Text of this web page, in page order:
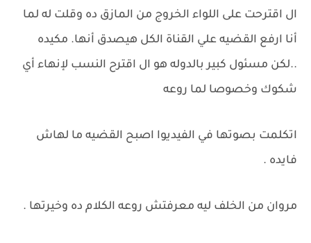
ال اقترحت على اللواء الخروج من المازق ده وقلت له لما
أنا ارفع القضيه علي القناة الكل هيصدق أنها. مكيده
..لكن مسئول كبير بالدوله هو ال اقترح النسب لإنهاء أي
شكوك وخصوصا لما روعه
اتكلمت بصوتها في الفيديوا اصبح القضيه ما لهاش
فايده .
مروان من الخلف ليه معرفتش روعه الكلام ده وخيرتها .